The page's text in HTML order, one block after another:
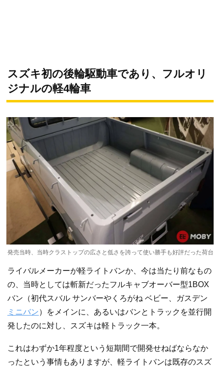
スズキ初の後輪駆動車であり、フルオリ
ジナルの軽4輪車
発売当時、当時クラストップの広さと低さを誇って使い勝手も好評だった荷台
ライバルメーカーが軽ライトバンか、今は当たり前なもの
の、当時としては斬新だったフルキャブオーバー型1BOX
バン（初代スバル サンバーやくろがね ベビー、ガスデン
ミニバン）をメインに、あるいはバンとトラックを並行開
発したのに対し、スズキは軽トラック一本。
これはわずか1年程度という短期間で開発せねばならなか
ったという事情もありますが、軽ライトバンは既存のスズ